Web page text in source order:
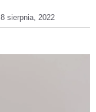
8 sierpnia, 2022